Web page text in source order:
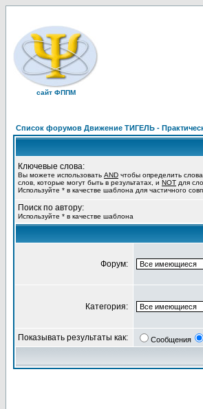
сайт ФППМ
Список форумов Движение ТИГЕЛЬ -
Ключевые слова:
Вы можете использовать AND чтобы определить
слов, которые могут быть в результатах, и NOT для
Используйте * в качестве шаблона для частичного
Поиск по автору:
Используйте * в качестве шаблона
Форум:
Категория:
Показывать результаты как: Сообщения